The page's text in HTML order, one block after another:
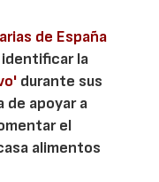
de España
identificar la
durante sus
de apoyar a
el
alimentos